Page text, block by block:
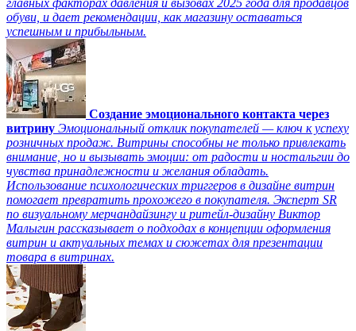
обуви, и дает рекомендации, как магазину оставаться
успешным и прибыльным.
Создание эмоционального контакта через
витрину Эмоциональный отклик покупателей — ключ к успеху
розничных продаж. Витрины способны не только привлекать
внимание, но и вызывать эмоции: от радости и ностальгии до
чувства принадлежности и желания обладать.
Использование психологических триггеров в дизайне витрин
помогает превратить прохожего в покупателя. Эксперт SR
по визуальному мерчандайзингу и ритейл-дизайну Виктор
Малыгин рассказывает о подходах в концепции оформления
витрин и актуальных темах и сюжетах для презентации
товара в витринах.